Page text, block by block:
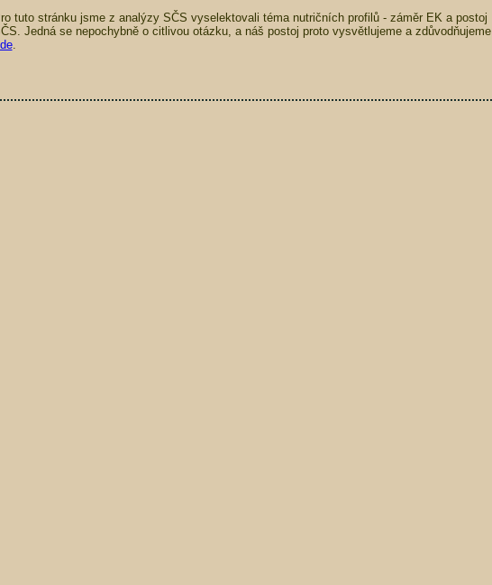
tuto stránku jsme z analýzy SČS vyselektovali téma nutričních profilů - záměr EK a postoj
Jedná se nepochybně o citlivou otázku, a náš postoj proto vysvětlujeme a zdůvodňujeme
.